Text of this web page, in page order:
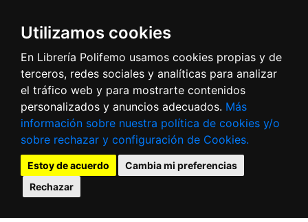
Utilizamos cookies
En Librería Polifemo usamos cookies propias y de
terceros, redes sociales y analíticas para analizar
el tráfico web y para mostrarte contenidos
personalizados y anuncios adecuados. Más
información sobre nuestra política de cookies y/o
sobre rechazar y configuración de Cookies.
Estoy de acuerdo
Cambia mi preferencias
Rechazar